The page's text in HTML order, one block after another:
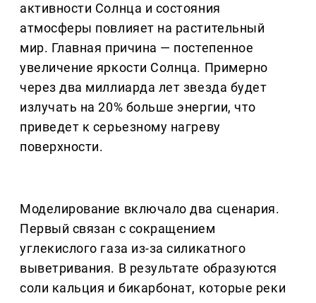
активности Солнца и состояния
атмосферы повлияет на растительный
мир. Главная причина — постепенное
увеличение яркости Солнца. Примерно
через два миллиарда лет звезда будет
излучать на 20% больше энергии, что
приведет к серьезному нагреву
поверхности.
Моделирование включало два сценария.
Первый связан с сокращением
углекислого газа из-за силикатного
выветривания. В результате образуются
соли кальция и бикарбонат, которые реки